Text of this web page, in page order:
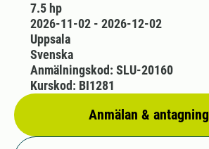
7.5 hp
2026-11-02 - 2026-12-02
Uppsala
Svenska
Anmälan & antagning
Anmälningskod: SLU-20160
Kurskod: BI1281